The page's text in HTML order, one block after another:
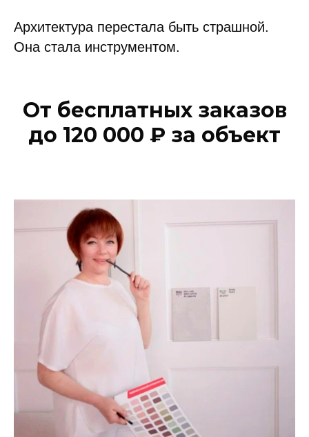
Архитектура перестала быть страшной.
Она стала инструментом.
От бесплатных заказов
до 120 000 ₽ за объект